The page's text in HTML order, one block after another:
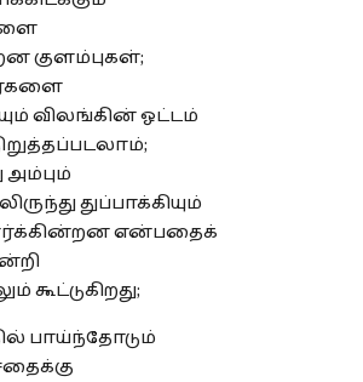
குளம்புகள்;
விலங்கின் ஓட்டம்
அம்பும்
துப்பாக்கியும்
என்பதைக்
கூட்டுகிறது;
பாய்ந்தோடும்